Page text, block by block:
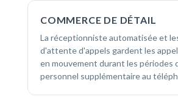
COMMERCE DE DÉTAIL
La réceptionniste automatisée et
d'attente d'appels gardent les
en mouvement durant les périodes
personnel supplémentaire au